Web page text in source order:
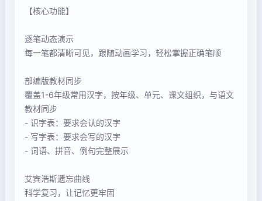
【核心功能】
逐笔动态演示
每一笔都清晰可见，跟随动画学习，轻松掌握正确笔顺
部编版教材同步
覆盖1-6年级常用汉字，按年级、单元、课文组织，与语文
教材同步
- 识字表：要求会认的汉字
- 写字表：要求会写的汉字
- 词语、拼音、例句完整展示
艾宾浩斯遗忘曲线
科学复习，让记忆更牢固